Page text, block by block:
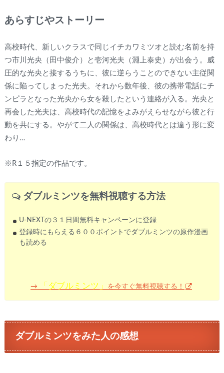
あらすじやストーリー
高校時代、新しいクラスで同じイチカワミツオと読む名前を持
つ市川光央（田中俊介）と壱河光夫（淵上泰史）が出会う。威
圧的な光央と接するうちに、彼に逆らうことのできない主従関
係に陥ってしまった光夫。それから数年後、彼の携帯電話にチ
ンピラとなった光央から女を殺したという連絡が入る。光央と
再会した光夫は、高校時代の記憶をよみがえらせながら彼と行
動を共にする。やがて二人の関係は、高校時代とは違う形に変
わり…
※R１５指定の作品です。
ダブルミンツを無料視聴する方法
U-NEXTの３１日間無料キャンペーンに登録
登録時にもらえる６００ポイントでダブルミンツの原作漫画
も読める
→ 「ダブルミンツ」 を今すぐ無料視聴する！
ダブルミンツをみた人の感想